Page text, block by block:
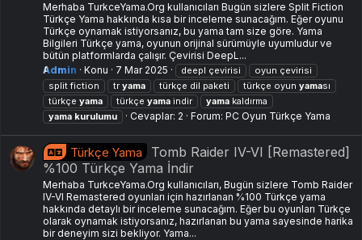
Merhaba TurkceYama.Org kullanıcıları Bugün sizlere Split Fiction
Türkçe Yama hakkında kısa bir inceleme sunacağım. Eğer oyunu
Türkçe oynamak istiyorsanız, bu yama tam size göre. Yama
Bilgileri Türkçe yama, oyunun orijinal sürümüyle uyumludur ve
bütün platformlarda çalışır. Çevirisi DeepL...
Admin
Konu 7 Mar 2025 deepl çevirisi
oyun çevirisi
split fiction
tr yama türkçe dil paketi türkçe oyun yaması
türkçe yama türkçe yama i̇ndir yama kaldırma
yama kurulumu Cevaplar: 2 Forum: PC Oyun Türkçe Yama
Türkçe Yama
Tomb Raider IV-VI [Remastered]
%100 Türkçe Yama İndir
Merhaba TurkceYama.Org kullanıcıları, Bugün sizlere Tomb Raider
IV-VI Remastered oyunları için hazırlanan %100 Türkçe yama
hakkında detaylı bir inceleme sunacağım. Eğer bu oyunları Türkçe
olarak oynamak istiyorsanız, hazırlanan bu yama sayesinde harika
bir deneyim sizi bekliyor. Yama...